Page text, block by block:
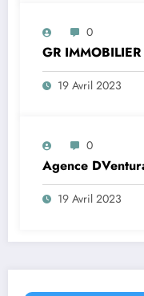
0
GR IMMOBILIER
19 Avril 2023
0
Agence
19 Avril 2023